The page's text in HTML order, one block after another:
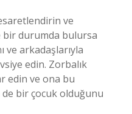
ve
bir durumda bulursa
ve arkadaşlarıyla
edin. Zorbalık
edin ve ona bu
de bir çocuk olduğunu